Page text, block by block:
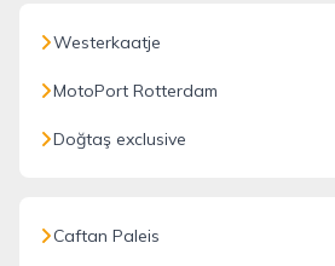
Westerkaatje
MotoPort Rotterdam
Doğtaş exclusive
Caftan Paleis